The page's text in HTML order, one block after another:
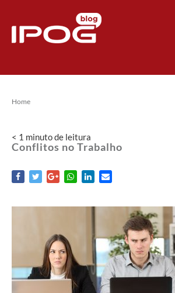
Home
< 1 minutode leitura
Conflitos no Trabalho